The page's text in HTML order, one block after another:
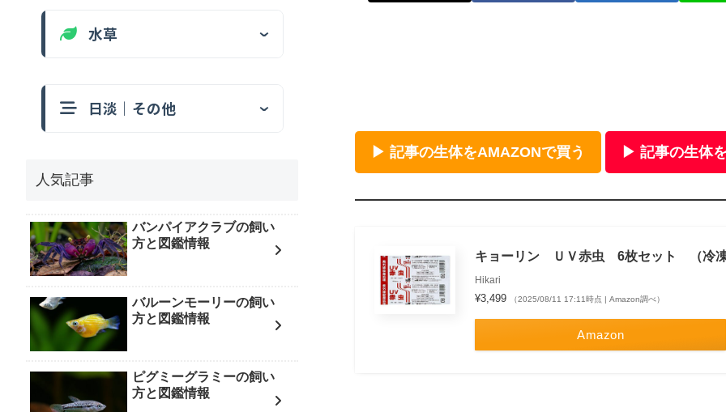
▶ 記事の生体をAMAZONで買う ▶ 記事の生体
キョーリン ＵＶ赤虫 6枚セット （冷凍
Hikari
¥3,499 （2025/08/11 17:11時点 | Amazon調べ）
Amazon
水草
日淡｜その他
人気記事
バンパイアクラブの飼い
方と図鑑情報
バルーンモーリーの飼い
方と図鑑情報
ピグミーグラミーの飼い
方と図鑑情報